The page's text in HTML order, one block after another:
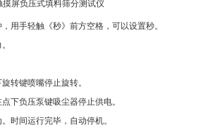
用手轻触《秒》前方空格，可以设置秒。
转键喷嘴停止旋转。
下负压泵键吸尘器停止供电。
时间运行完毕，自动停机。